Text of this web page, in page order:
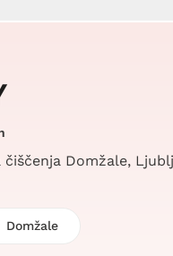
Domžale,
Domžale